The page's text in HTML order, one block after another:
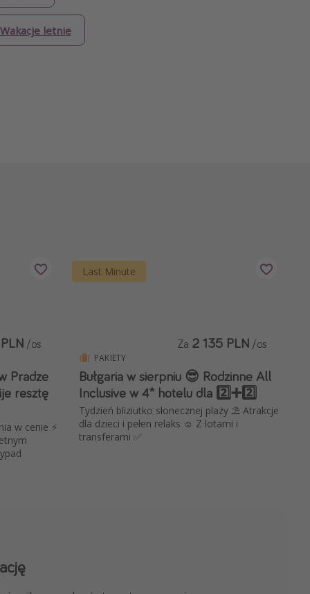
Wakacje letnie
Pradze
resztę
w cenie ⚡️
/os
Last Minute
PAKIETY
Bułgaria w sierpniu 😎 Rodzinne All
Inclusive w 4* hotelu dla 2️⃣➕2️⃣
Tydzień bliziutko słonecznej plaży ⛱ Atrakcje
dla dzieci i pełen relaks ☺️ Z lotami i
transferami ✅
Za 2 135 PLN /os
na WhatsApp